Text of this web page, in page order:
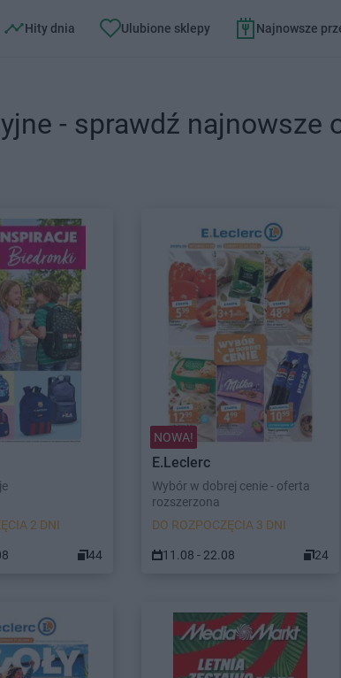
Hity dnia Ulubione sklepy Najnowsze
- sprawdź najnowsze
2 DNI
44
NOWA!
E.Leclerc
Wybór w dobrej cenie - oferta
rozszerzona
DO ROZPOCZĘCIA 3 DNI
11.08 - 22.08 24